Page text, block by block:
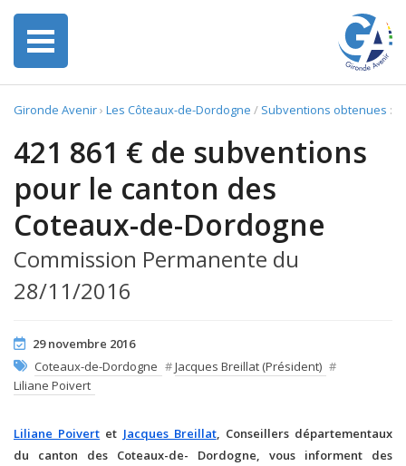
Gironde Avenir› Les Côteaux-de-Dordogne / Subventions obtenues :
421 861 € de subventions
pour le canton des
Coteaux-de-Dordogne
Commission Permanente du
28/11/2016
29 novembre 2016
Coteaux-de-Dordogne #Jacques Breillat (Président) #
Liliane Poivert
Liliane Poivert et Jacques Breillat, Conseillers départementaux
du canton des Coteaux-de- Dordogne, vous informent des